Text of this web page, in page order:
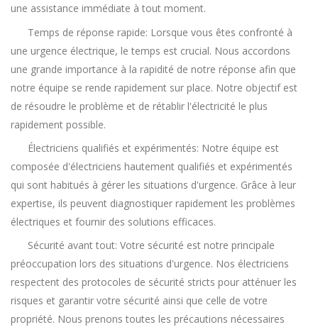
une assistance immédiate à tout moment.
Temps de réponse rapide: Lorsque vous êtes confronté à
une urgence électrique, le temps est crucial. Nous accordons
une grande importance à la rapidité de notre réponse afin que
notre équipe se rende rapidement sur place. Notre objectif est
de résoudre le problème et de rétablir l'électricité le plus
rapidement possible.
Électriciens qualifiés et expérimentés: Notre équipe est
composée d'électriciens hautement qualifiés et expérimentés
qui sont habitués à gérer les situations d'urgence. Grâce à leur
expertise, ils peuvent diagnostiquer rapidement les problèmes
électriques et fournir des solutions efficaces.
Sécurité avant tout: Votre sécurité est notre principale
préoccupation lors des situations d'urgence. Nos électriciens
respectent des protocoles de sécurité stricts pour atténuer les
risques et garantir votre sécurité ainsi que celle de votre
propriété. Nous prenons toutes les précautions nécessaires